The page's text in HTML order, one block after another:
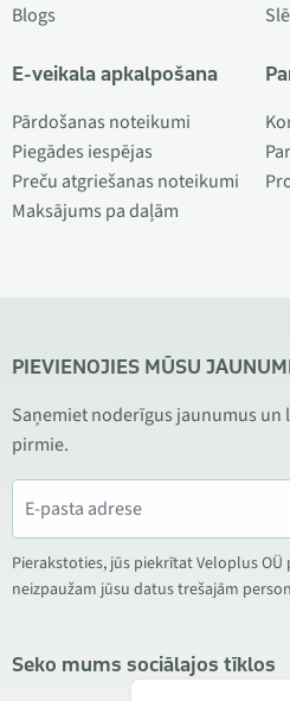
Blogs
E-veikala apkalpošana
Pārdošanas noteikumi
Piegādes iespējas
Preču atgriešanas noteikumi
Maksājums pa daļām
PIEVIENOJIES MŪSU
Saņemiet noderīgus jaunumus un
pirmie.
Pierakstoties, jūs piekrītat Veloplus
neizpaužam jūsu datus trešajām
Seko mums sociālajos tīklos